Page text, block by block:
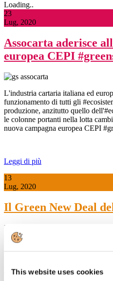
This website uses cookies
Loading..
23
Lug, 2020
Assocarta aderisce
europea CEPI
L'industria cartaria italiana ed
funzionamento di tutti gli
produzione, anzitutto quello
le colonne portanti nella lotta
nuova campagna europea CEPI
Leggi di più
13
Lug, 2020
Il Green New Deal
In anticipo sul dibattito che si è
settore cartario italiano ha già
Leggi di più